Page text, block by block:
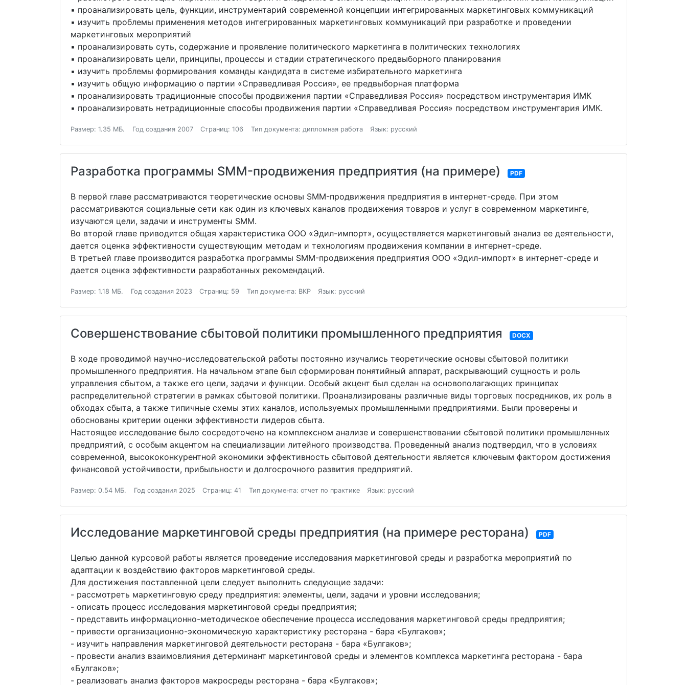
▪ проанализировать цель, функции, инструментарий современной концепции интегрированных маркетинговых коммуникаций
▪ изучить проблемы применения методов интегрированных маркетинговых коммуникаций при разработке и проведении
маркетинговых мероприятий
▪ проанализировать суть, содержание и проявление политического маркетинга в политических технологиях
▪ проанализировать цели, принципы, процессы и стадии стратегического предвыборного планирования
▪ изучить проблемы формирования команды кандидата в системе избирательного маркетинга
▪ изучить общую информацию о партии «Справедливая Россия», ее предвыборная платформа
▪ проанализировать традиционные способы продвижения партии «Справедливая Россия» посредством инструментария ИМК
▪ проанализировать нетрадиционные способы продвижения партии «Справедливая Россия» посредством инструментария ИМК.
Размер: 1.35 МБ. Год создания 2007 Страниц: 106 Тип документа: дипломная работа Язык: русский
Разработка программы SMM-продвижения предприятия (на примере) PDF
В первой главе рассматриваются теоретические основы SMM-продвижения предприятия в интернет-среде. При этом
рассматриваются социальные сети как один из ключевых каналов продвижения товаров и услуг в современном маркетинге,
изучаются цели, задачи и инструменты SMM.
Во второй главе приводится общая характеристика ООО «Эдил-импорт», осуществляется маркетинговый анализ ее деятельности,
дается оценка эффективности существующим методам и технологиям продвижения компании в интернет-среде.
В третьей главе производится разработка программы SMM-продвижения предприятия ООО «Эдил-импорт» в интернет-среде и
дается оценка эффективности разработанных рекомендаций.
Размер: 1.18 МБ. Год создания 2023 Страниц: 59 Тип документа: ВКР Язык: русский
Совершенствование сбытовой политики промышленного предприятия DOCX
В ходе проводимой научно-исследовательской работы постоянно изучались теоретические основы сбытовой политики
промышленного предприятия. На начальном этапе был сформирован понятийный аппарат, раскрывающий сущность и роль
управления сбытом, а также его цели, задачи и функции. Особый акцент был сделан на основополагающих принципах
распределительной стратегии в рамках сбытовой политики. Проанализированы различные виды торговых посредников, их роль в
обходах сбыта, а также типичные схемы этих каналов, используемых промышленными предприятиями. Были проверены и
обоснованы критерии оценки эффективности лидеров сбыта.
Настоящее исследование было сосредоточено на комплексном анализе и совершенствовании сбытовой политики промышленных
предприятий, с особым акцентом на специализации литейного производства. Проведенный анализ подтвердил, что в условиях
современной, высококонкурентной экономики эффективность сбытовой деятельности является ключевым фактором достижения
финансовой устойчивости, прибыльности и долгосрочного развития предприятий.
Размер: 0.54 МБ. Год создания 2025 Страниц: 41 Тип документа: отчет по практике Язык: русский
Исследование маркетинговой среды предприятия (на примере ресторана) PDF
Целью данной курсовой работы является проведение исследования маркетинговой среды и разработка мероприятий по
адаптации к воздействию факторов маркетинговой среды.
Для достижения поставленной цели следует выполнить следующие задачи:
- рассмотреть маркетинговую среду предприятия: элементы, цели, задачи и уровни исследования;
- описать процесс исследования маркетинговой среды предприятия;
- представить информационно-методическое обеспечение процесса исследования маркетинговой среды предприятия;
- привести организационно-экономическую характеристику ресторана - бара «Булгаков»;
- изучить направления маркетинговой деятельности ресторана - бара «Булгаков»;
- провести анализ взаимовлияния детерминант маркетинговой среды и элементов комплекса маркетинга ресторана - бара
«Булгаков»;
- реализовать анализ факторов макросреды ресторана - бара «Булгаков»;